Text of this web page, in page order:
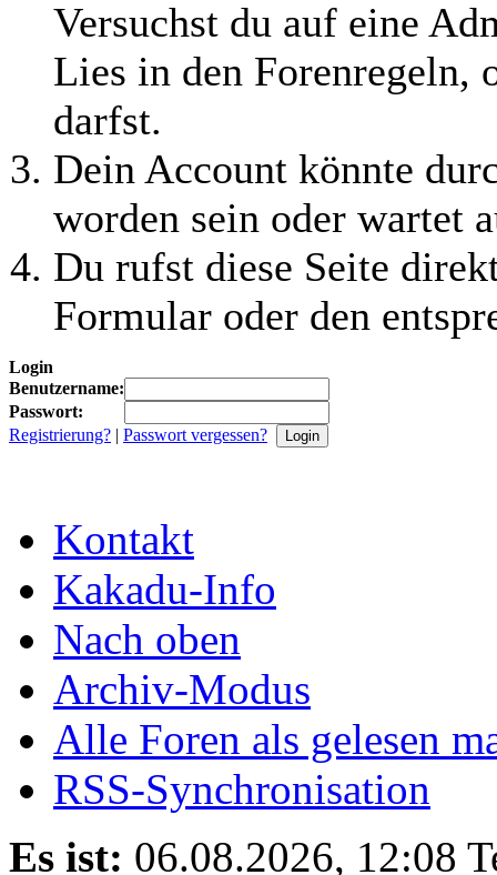
Versuchst du auf eine
Lies in den Forenregeln,
darfst.
Dein Account könnte
worden sein oder wartet
Du rufst diese Seite
Formular oder den
Login
Benutzername:
Passwort:
Registrierung? | Passwort vergessen?
Kontakt
Kakadu-Info
Nach oben
Archiv-Modus
Alle Foren als gelesen
RSS-Synchronisation
Es ist: 06.08.2026, 12:08